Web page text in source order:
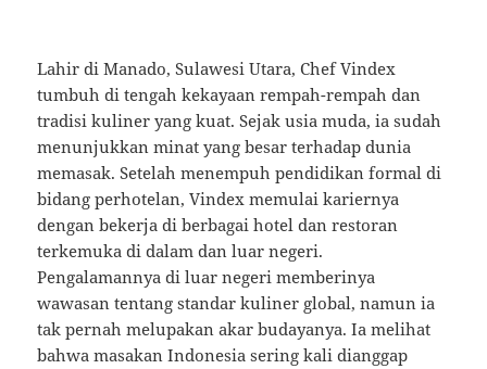
Lahir di Manado, Sulawesi Utara, Chef Vindex
tumbuh di tengah kekayaan rempah-rempah dan
tradisi kuliner yang kuat. Sejak usia muda, ia sudah
menunjukkan minat yang besar terhadap dunia
memasak. Setelah menempuh pendidikan formal di
bidang perhotelan, Vindex memulai kariernya
dengan bekerja di berbagai hotel dan restoran
terkemuka di dalam dan luar negeri.
Pengalamannya di luar negeri memberinya
wawasan tentang standar kuliner global, namun ia
tak pernah melupakan akar budayanya. Ia melihat
bahwa masakan Indonesia sering kali dianggap